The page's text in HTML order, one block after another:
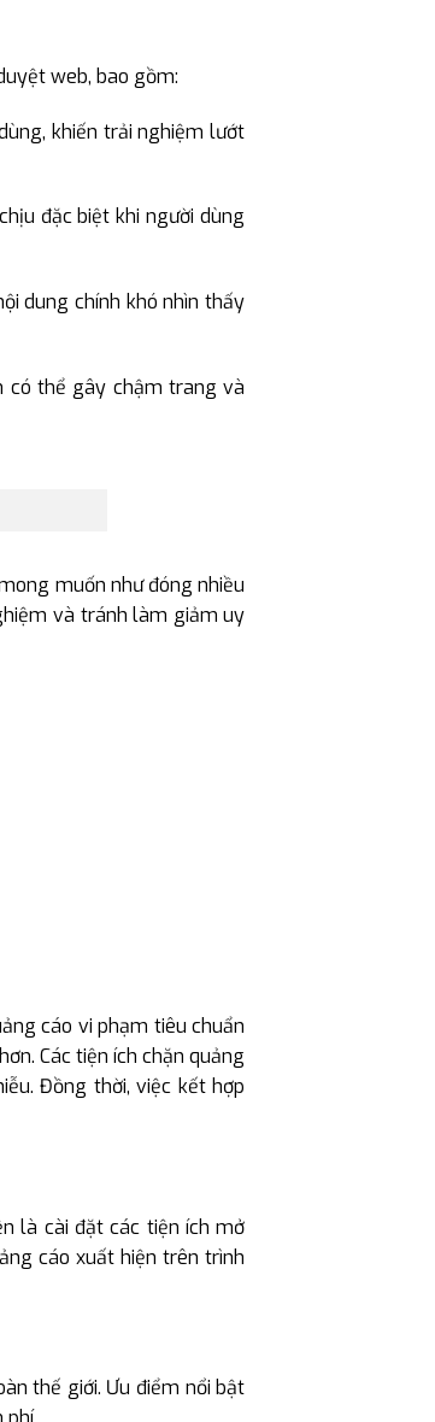
web, bao gồm:
khiến trải nghiệm lướt
đặc biệt khi người dùng
dung chính khó nhìn thấy
có thể gây chậm trang và
muốn như đóng nhiều
và tránh làm giảm uy
cáo vi phạm tiêu chuẩn
Các tiện ích chặn quảng
Đồng thời, việc kết hợp
là cài đặt các tiện ích mở
cáo xuất hiện trên trình
thế giới. Ưu điểm nổi bật